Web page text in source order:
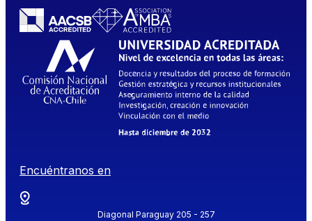
Encuéntranos en
Diagonal Paraguay 205 - 257